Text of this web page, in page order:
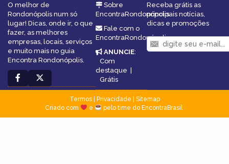
O melhor de
Rondonópolis num só
lugar! Dicas, onde ir, o que
fazer, as melhores
empresas, locais, serviços
e muito mais no guia
Encontra Rondonópolis.
Sobre
EncontraRondonópolis
Fale com o
EncontraRondonópolis
ANUNCIE:
Com
destaque
Grátis
Receba grátis as
principais notícias,
dicas e promoções
Termos| Privacidade
Sitemap
Criado com
e pelo time do EncontraBrasil